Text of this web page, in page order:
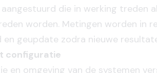
die in werking treden
worden. Metingen worden in
geupdate zodra nieuwe
configuratie
en omgeving van de systemen